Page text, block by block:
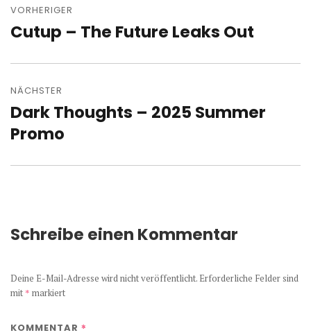
VORHERIGER
Vorheriger
Cutup – The Future Leaks Out
NÄCHSTER
Nächster
Beitrag:
Dark Thoughts – 2025 Summer
Promo
Schreibe einen Kommentar
Deine E-Mail-Adresse wird nicht veröffentlicht. Erforderliche Felder sind
mit * markiert
KOMMENTAR *